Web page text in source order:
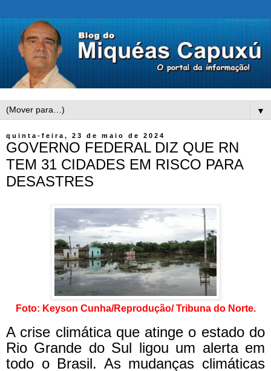
▼
quinta-feira, 23 de maio de 2024
GOVERNO FEDERAL DIZ QUE RN
TEM 31 CIDADES EM RISCO PARA
DESASTRES
Foto: Keyson Cunha/Reprodução/ Tribuna do Norte.
A crise climática que atinge o estado do
Rio Grande do Sul ligou um alerta em
todo o Brasil. As mudanças climáticas